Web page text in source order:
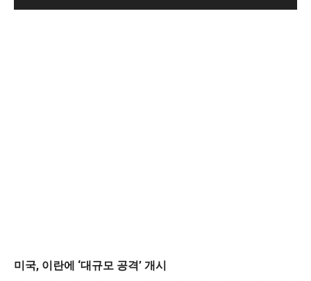
미국, 이란에 ‘대규모 공격’ 개시